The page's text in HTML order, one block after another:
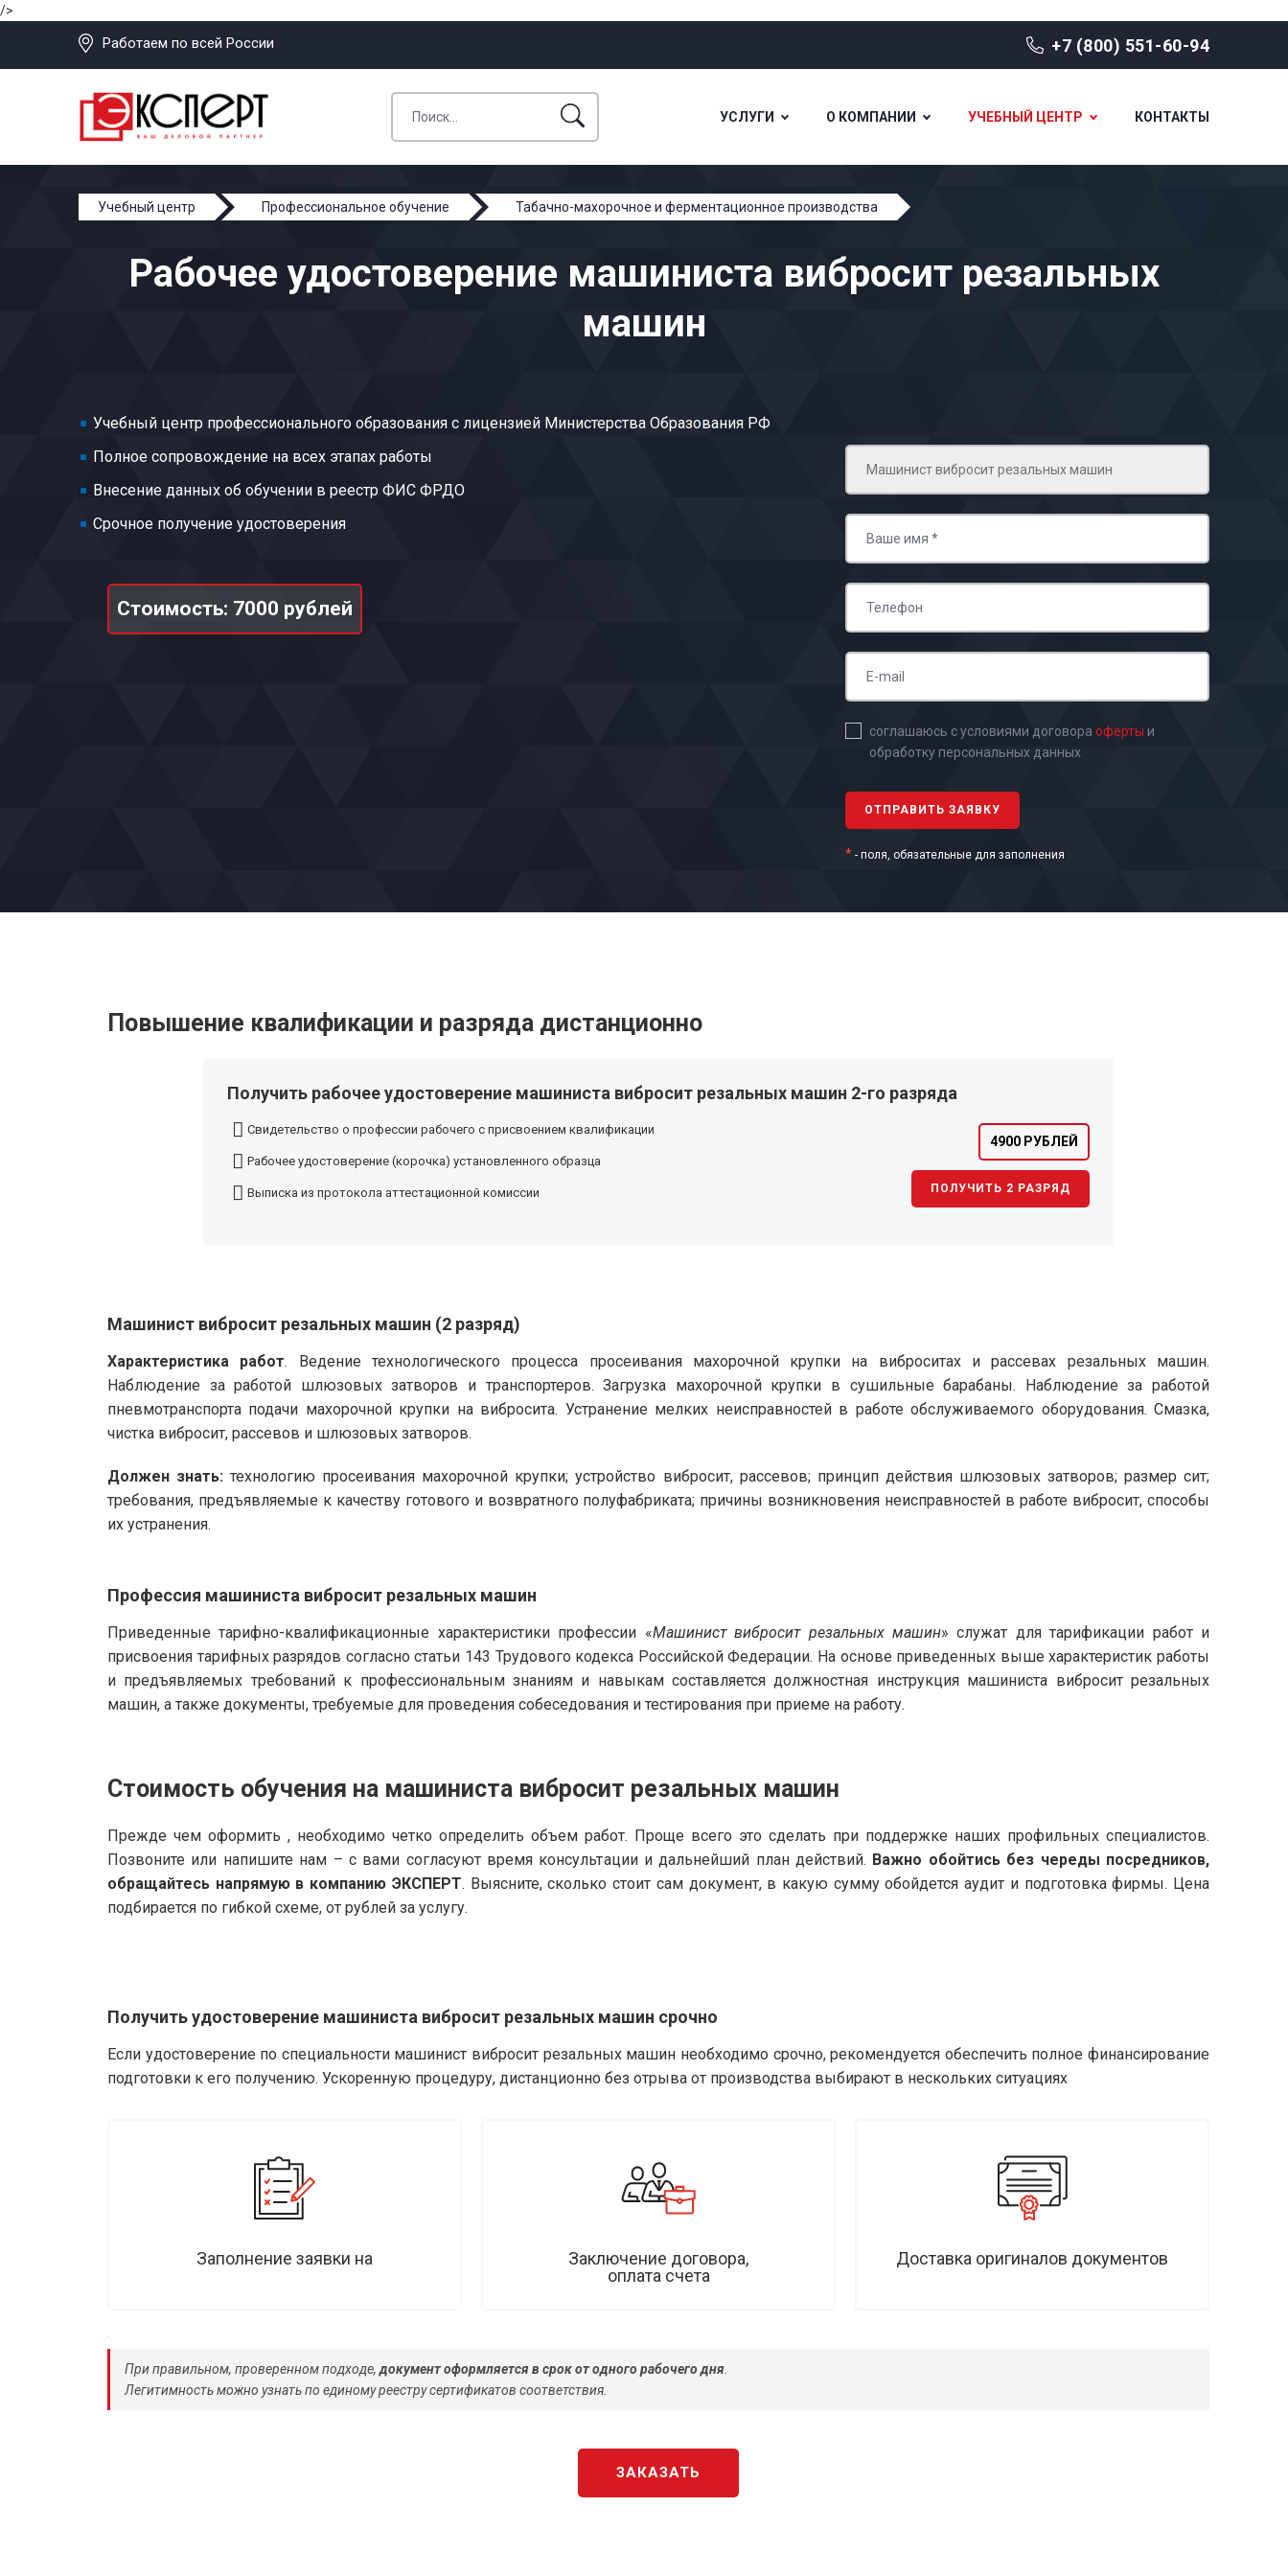
/>
Работаем по всей России +7 (800) 551-60-94
УСЛУГИ О КОМПАНИИ УЧЕБНЫЙ ЦЕНТР КОНТАКТЫ
Учебный центр Профессиональное обучение
Табачно-махорочное и ферментационное производства
Рабочее удостоверение машиниста вибросит резальных
машин
Учебный центр профессионального образования с лицензией Министерства Образования РФ
Полное сопровождение на всех этапах работы
Внесение данных об обучении в реестр ФИС ФРДО
Срочное получение удостоверения
Стоимость: 7000 рублей
соглашаюсь с условиями договора оферты и
обработку персональных данных
* - поля, обязательные для заполнения
Повышение квалификации и разряда дистанционно
Получить рабочее удостоверение машиниста вибросит резальных машин 2-го разряда
Свидетельство о профессии рабочего с присвоением квалификации
Рабочее удостоверение (корочка) установленного образца
Выписка из протокола аттестационной комиссии
4900 РУБЛЕЙ
ПОЛУЧИТЬ 2 РАЗРЯД
Машинист вибросит резальных машин (2 разряд)
Характеристика работ. Ведение технологического процесса просеивания махорочной крупки на виброситах и рассевах резальных машин.
Наблюдение за работой шлюзовых затворов и транспортеров. Загрузка махорочной крупки в сушильные барабаны. Наблюдение за работой
пневмотранспорта подачи махорочной крупки на вибросита. Устранение мелких неисправностей в работе обслуживаемого оборудования. Смазка,
чистка вибросит, рассевов и шлюзовых затворов.
Должен знать: технологию просеивания махорочной крупки; устройство вибросит, рассевов; принцип действия шлюзовых затворов; размер сит;
требования, предъявляемые к качеству готового и возвратного полуфабриката; причины возникновения неисправностей в работе вибросит, способы
их устранения.
Профессия машиниста вибросит резальных машин
Приведенные тарифно-квалификационные характеристики профессии «Машинист вибросит резальных машин» служат для тарификации работ и
присвоения тарифных разрядов согласно статьи 143 Трудового кодекса Российской Федерации. На основе приведенных выше характеристик работы
и предъявляемых требований к профессиональным знаниям и навыкам составляется должностная инструкция машиниста вибросит резальных
машин, а также документы, требуемые для проведения собеседования и тестирования при приеме на работу.
Стоимость обучения на машиниста вибросит резальных машин
Прежде чем оформить , необходимо четко определить объем работ. Проще всего это сделать при поддержке наших профильных специалистов.
Позвоните или напишите нам – с вами согласуют время консультации и дальнейший план действий. Важно обойтись без череды посредников,
обращайтесь напрямую в компанию ЭКСПЕРТ. Выясните, сколько стоит сам документ, в какую сумму обойдется аудит и подготовка фирмы. Цена
подбирается по гибкой схеме, от рублей за услугу.
Получить удостоверение машиниста вибросит резальных машин срочно
Если удостоверение по специальности машинист вибросит резальных машин необходимо срочно, рекомендуется обеспечить полное финансирование
подготовки к его получению. Ускоренную процедуру, дистанционно без отрыва от производства выбирают в нескольких ситуациях
Заполнение заявки на
Заключение договора,
оплата счета
Доставка оригиналов документов
При правильном, проверенном подходе,документ оформляется в срок от одного рабочего дня
Легитимность можно узнать по единому реестру сертификатов соответствия.
ЗАКАЗАТЬ